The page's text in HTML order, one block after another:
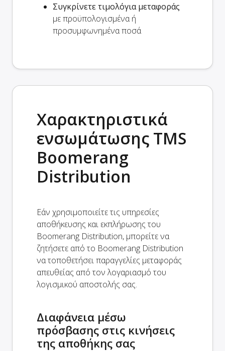
Συγκρίνετε τιμολόγια μεταφοράς
με προϋπολογισμένα ή
προσυμφωνημένα ποσά
Χαρακτηριστικά
ενσωμάτωσης TMS
Boomerang
Distribution
Εάν χρησιμοποιείτε τις υπηρεσίες
αποθήκευσης και εκπλήρωσης του
Boomerang Distribution, μπορείτε να
ζητήσετε από το Boomerang Distribution
να τοποθετήσει παραγγελίες μεταφοράς
απευθείας από τον λογαριασμό του
λογισμικού αποστολής σας.
Διαφάνεια μέσω
πρόσβασης στις κινήσεις
της αποθήκης σας